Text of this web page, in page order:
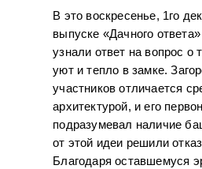
В это воскресенье, 1го
выпуске «Дачного
узнали ответ на вопрос о
уют и тепло в замке.
участников отличается
архитектурой, и его
подразумевал наличие
от этой идеи решили
Благодаря оставшемуся